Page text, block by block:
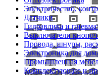
Электричество,
Датчики
Гидравлика и
Выключатели
Провода, шнуры,
Электроника для
Промышленная
Комплектующие и